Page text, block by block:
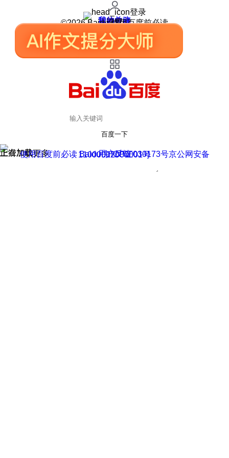
登录
我的关注
我的收藏
皮肤中心
用户反馈
设置
©2026 Baidu 使用百度前必读
百度一下
正在加载
上滑加载更多 用户反馈
使用百度前必读 Baidu 京ICP证030173号
京公网安备11000002000001号